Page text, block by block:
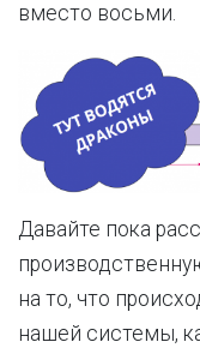
вместо восьми.
Давайте пока
на то, что
нашей системы,